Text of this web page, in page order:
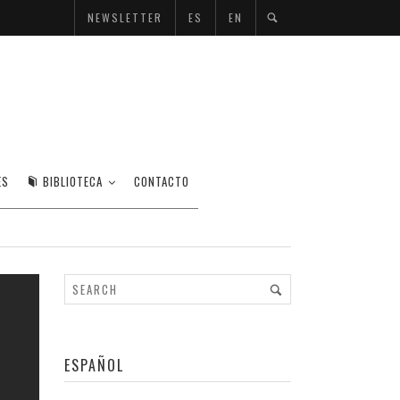
NEWSLETTER ES EN
BIBLIOTECA CONTACTO
ESPAÑOL